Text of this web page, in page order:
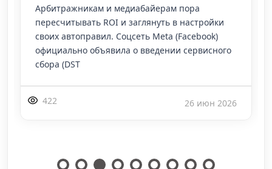
гайки в сторону искусственного интеллекта, и
на этот раз изменения затронут абсолютно
каждого, кто закупает трафик в Facebook и Inst